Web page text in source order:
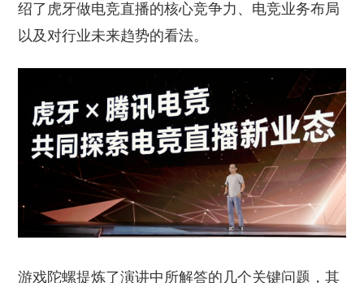
绍了虎牙做电竞直播的核心竞争力、电竞业务布局
以及对行业未来趋势的看法。
游戏陀螺提炼了演讲中所解答的几个关键问题，其